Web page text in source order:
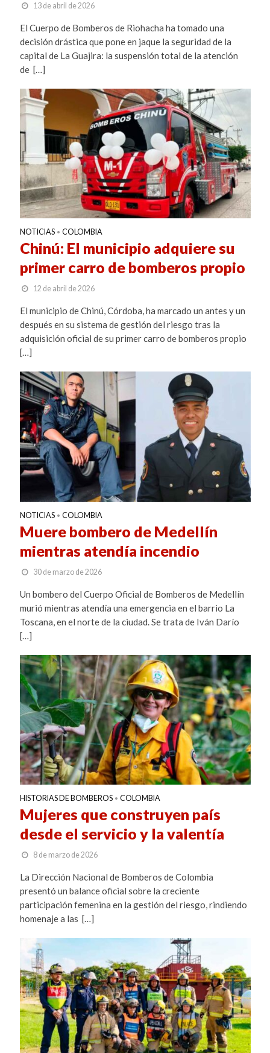
13 de abril de 2026
El Cuerpo de Bomberos de Riohacha ha tomado una
decisión drástica que pone en jaque la seguridad de la
capital de La Guajira: la suspensión total de la atención
de […]
NOTICIAS • COLOMBIA
Chinú: El municipio adquiere su
primer carro de bomberos propio
12 de abril de 2026
El municipio de Chinú, Córdoba, ha marcado un antes y un
después en su sistema de gestión del riesgo tras la
adquisición oficial de su primer carro de bomberos propio
[…]
NOTICIAS • COLOMBIA
Muere bombero de Medellín
mientras atendía incendio
30 de marzo de 2026
Un bombero del Cuerpo Oficial de Bomberos de Medellín
murió mientras atendía una emergencia en el barrio La
Toscana, en el norte de la ciudad. Se trata de Iván Darío
[…]
HISTORIAS DE BOMBEROS • COLOMBIA
Mujeres que construyen país
desde el servicio y la valentía
8 de marzo de 2026
La Dirección Nacional de Bomberos de Colombia
presentó un balance oficial sobre la creciente
participación femenina en la gestión del riesgo, rindiendo
homenaje a las […]